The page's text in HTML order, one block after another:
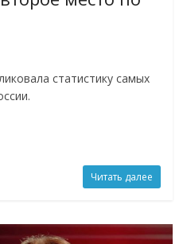
статистику самых
Читать далее